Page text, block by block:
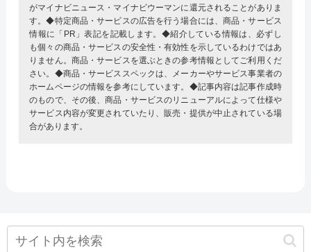
がマイナビニュース・マイナビウーマンに還元されることがありま
す。◆特定商品・サービスの広告を行う場合には、商品・サービス
情報に「PR」表記を記載します。◆紹介している情報は、必ずし
も個々の商品・サービスの安全性・有効性を示しているわけではあ
りません。商品・サービスを選ぶときの参考情報としてご利用くだ
さい。◆商品・サービススペックは、メーカーやサービス事業者の
ホームページの情報を参考にしています。◆記事内容は記事作成時
のもので、その後、商品・サービスのリニューアルによって仕様や
サービス内容が変更されていたり、販売・提供が中止されている場
合があります。